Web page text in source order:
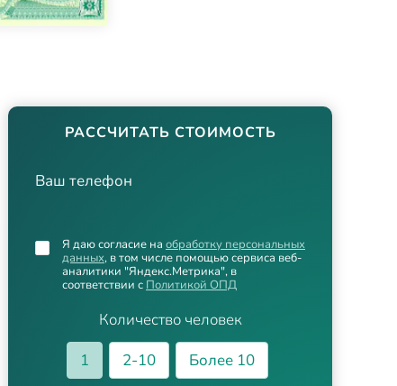
РАССЧИТАТЬ СТОИМОСТЬ
Ваш телефон
Количество человек
1
2-10
Более 10
Я даю согласие на обработку персональных
данных, в том числе помощью сервиса веб-
аналитики "Яндекс.Метрика", в
соответствии с Политикой ОПД